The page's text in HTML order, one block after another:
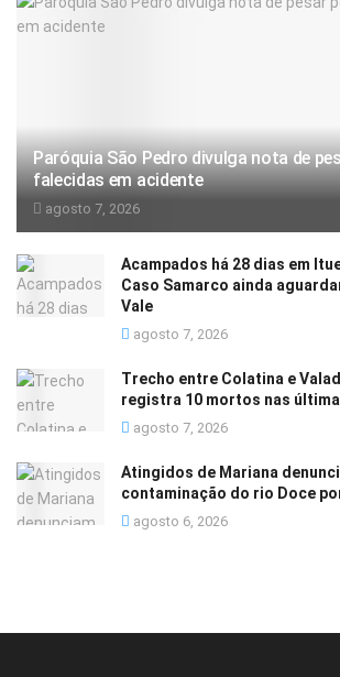
Paróquia São Pedro divulga nota de
falecidas em acidente
agosto 7, 2026
Acampados há 28 dias em
Caso Samarco ainda
Vale
agosto 7, 2026
Trecho entre Colatina e
registra 10 mortos nas
agosto 7, 2026
Atingidos de Mariana
contaminação do rio Doce
agosto 6, 2026